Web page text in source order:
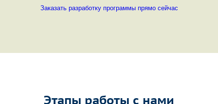
Заказать разработку программы прямо сейчас
Этапы работы с нами